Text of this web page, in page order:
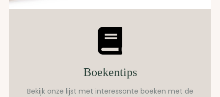
Boekentips
Bekijk onze lijst met interessante boeken met de